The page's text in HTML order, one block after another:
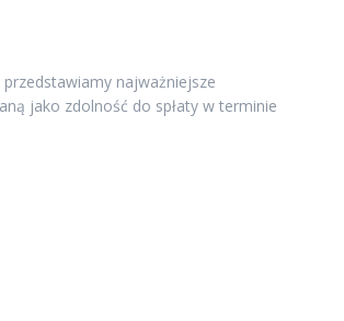
najważniejsze
jako zdolność do spłaty w terminie